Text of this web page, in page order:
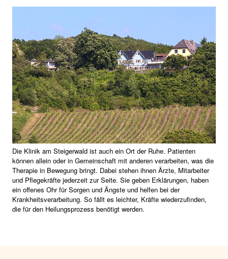
Die Klinik am Steigerwald ist auch ein Ort der Ruhe. Patienten
können allein oder in Gemeinschaft mit anderen verarbeiten, was die
Therapie in Bewegung bringt. Dabei stehen ihnen Ärzte, Mitarbeiter
und Pflegekräfte jederzeit zur Seite. Sie geben Erklärungen, haben
ein offenes Ohr für Sorgen und Ängste und helfen bei der
Krankheitsverarbeitung. So fällt es leichter, Kräfte wiederzufinden,
die für den Heilungsprozess benötigt werden.